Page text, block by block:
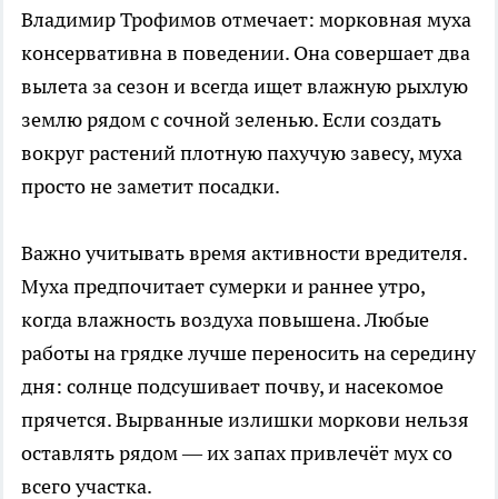
Владимир Трофимов отмечает: морковная муха
консервативна в поведении. Она совершает два
вылета за сезон и всегда ищет влажную рыхлую
землю рядом с сочной зеленью. Если создать
вокруг растений плотную пахучую завесу, муха
просто не заметит посадки.
Важно учитывать время активности вредителя.
Муха предпочитает сумерки и раннее утро,
когда влажность воздуха повышена. Любые
работы на грядке лучше переносить на середину
дня: солнце подсушивает почву, и насекомое
прячется. Вырванные излишки моркови нельзя
оставлять рядом — их запах привлечёт мух со
всего участка.